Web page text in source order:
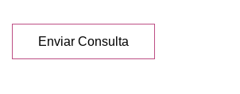
Enviar Consulta